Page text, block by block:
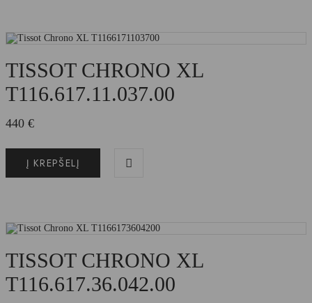
TISSOT CHRONO XL
T116.617.11.037.00
440 €
Į KREPŠELĮ
TISSOT CHRONO XL
T116.617.36.042.00